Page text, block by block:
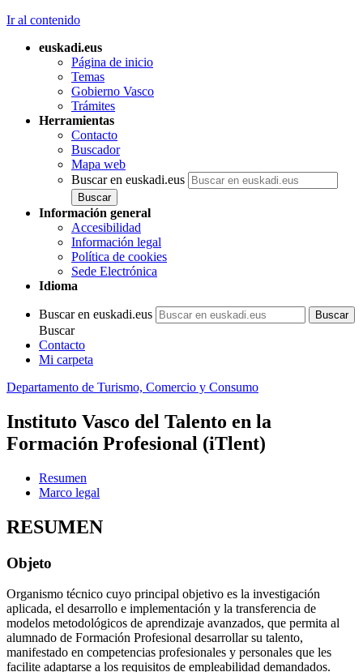
Ir al contenido
euskadi.eus
Página de inicio
Temas
Gobierno Vasco
Trámites
Herramientas
Contacto
Buscador
Mapa web
Buscar en euskadi.eus
Información general
Accesibilidad
Información legal
Política de cookies
Sede Electrónica
Idioma
Buscar en euskadi.eus
Buscar
Contacto
Mi carpeta
Departamento de Turismo, Comercio y Consumo
Instituto Vasco del Talento en la
Formación Profesional (iTlent)
Resumen
Marco legal
RESUMEN
Objeto
Organismo técnico cuyo principal objetivo es la investigación
aplicada, el desarrollo e implementación y la transferencia de
modelos metodológicos de aprendizaje avanzados, que permita al
alumnado de Formación Profesional desarrollar su talento,
manifestado en competencias profesionales y personales que les
facilite adaptarse a los requisitos de empleabilidad demandados.